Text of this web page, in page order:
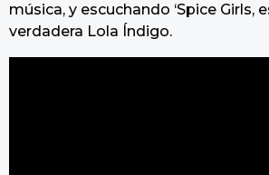
música, y escuchando ‘Spice Girls,
verdadera Lola Índigo.